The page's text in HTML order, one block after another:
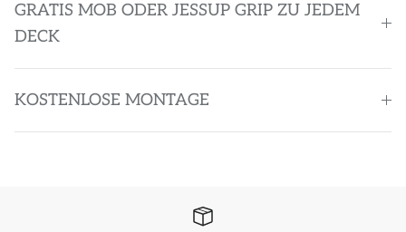
GRATIS MOB ODER JESSUP GRIP ZU JEDEM
DECK
KOSTENLOSE MONTAGE